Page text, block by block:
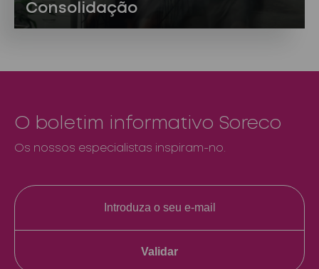
Consolidação
O boletim informativo Soreco
Os nossos especialistas inspiram-no.
Validar